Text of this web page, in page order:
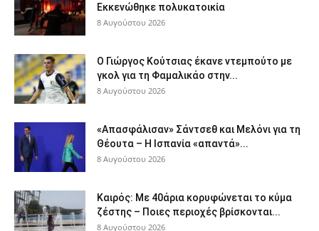
Εκκενώθηκε πολυκατοικία
8 Αυγούστου 2026
Ο Γιώργος Κούτσιας έκανε ντεμπούτο με
γκολ για τη Φαμαλικάο στην...
8 Αυγούστου 2026
«Απασφάλισαν» Σάντσεθ και Μελόνι για τη
Θέουτα – Η Ισπανία «απαντά»...
8 Αυγούστου 2026
Καιρός: Με 40άρια κορυφώνεται το κύμα
ζέστης – Ποιες περιοχές βρίσκονται...
8 Αυγούστου 2026